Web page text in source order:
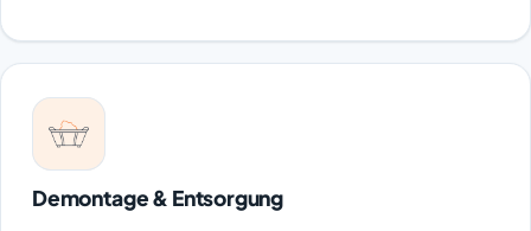
Demontage & Entsorgung